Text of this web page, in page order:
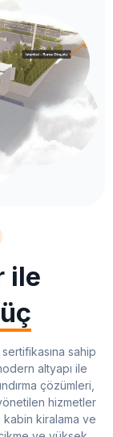
ile
sahip
altyapı ile
çözümleri,
hizmetler
kiralama ve